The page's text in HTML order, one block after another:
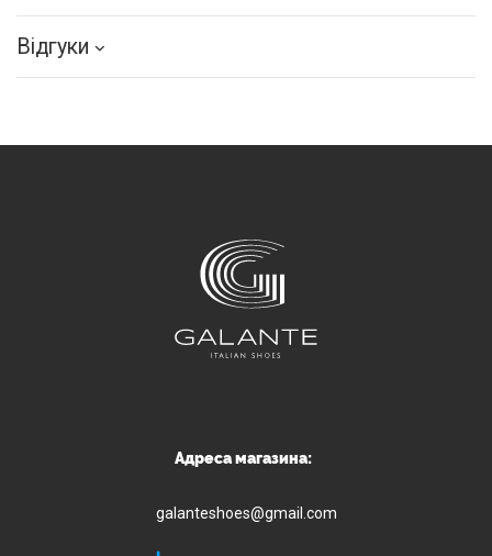
Відгуки
Адреса магазина:
galanteshoes@gmail.com